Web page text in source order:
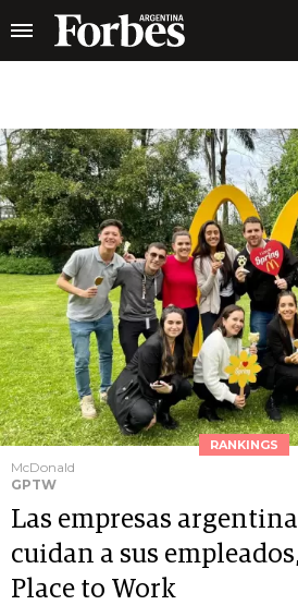
RANKINGS
McDonald
GPTW
Las empresas
cuidan a sus
Place to Work